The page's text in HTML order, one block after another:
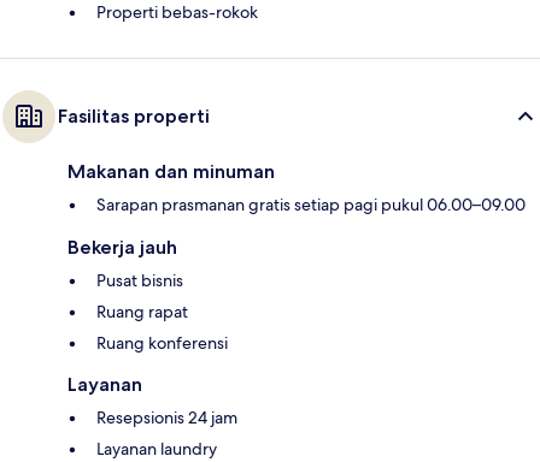
Properti bebas-rokok
Fasilitas properti
Makanan dan minuman
Sarapan prasmanan gratis setiap pagi pukul 06.00–09.00
Bekerja jauh
Pusat bisnis
Ruang rapat
Ruang konferensi
Layanan
Resepsionis 24 jam
Layanan laundry